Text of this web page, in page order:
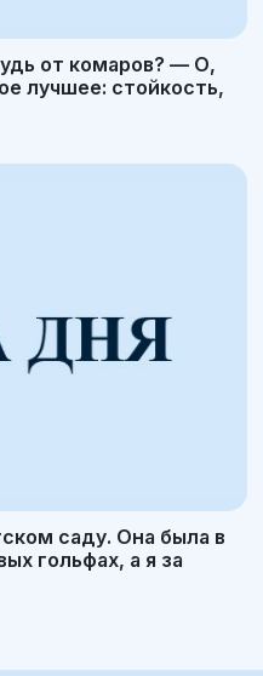
от комаров? — О,
лучшее: стойкость,
саду. Она была в
гольфах, а я за